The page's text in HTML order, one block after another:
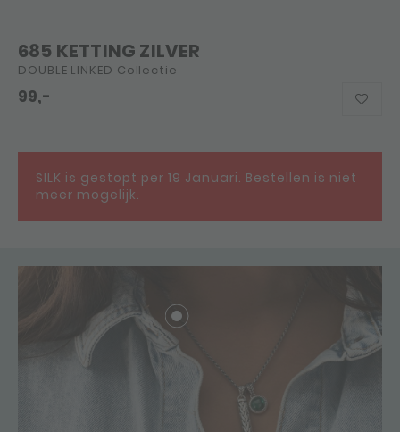
685 KETTING ZILVER
DOUBLE LINKED Collectie
99,-
SILK is gestopt per 19 Januari. Bestellen is niet
meer mogelijk.